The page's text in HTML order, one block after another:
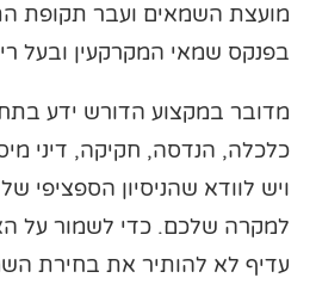
מועצת השמאים ועבר תקופת
בפנקס שמאי המקרקעין ובעל
מדובר במקצוע הדורש ידע
כלכלה, הנדסה, חקיקה, דיני
ויש לוודא שהניסיון הספציפי
למקרה שלכם. כדי לשמור על
עדיף לא להותיר את בחירת